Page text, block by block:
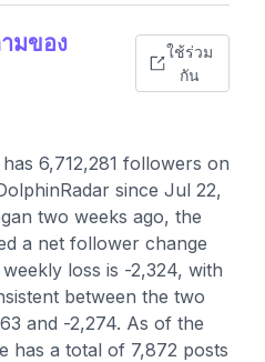
มของ
ใช้ร่วม
กัน
6,712,281 followers on
since Jul 22,
two weeks ago, the
a net follower change
loss is -2,324, with
between the two
and -2,274. As of the
has a total of 7,872 posts